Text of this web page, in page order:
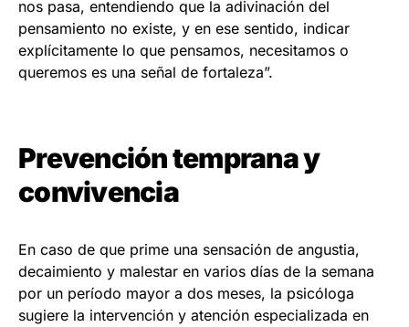
nos pasa, entendiendo que la adivinación del
pensamiento no existe, y en ese sentido, indicar
explícitamente lo que pensamos, necesitamos o
queremos es una señal de fortaleza”.
Prevención temprana y
convivencia
En caso de que prime una sensación de angustia,
decaimiento y malestar en varios días de la semana
por un período mayor a dos meses, la psicóloga
sugiere la intervención y atención especializada en